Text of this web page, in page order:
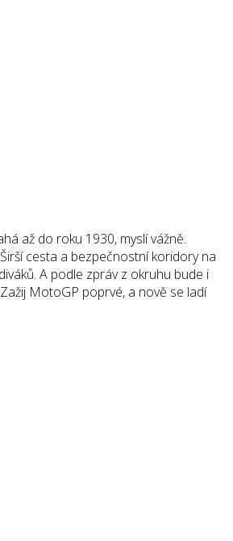
až do roku 1930, myslí vážně.
cesta a bezpečnostní koridory na
A podle zpráv z okruhu bude i
MotoGP poprvé, a nově se ladí